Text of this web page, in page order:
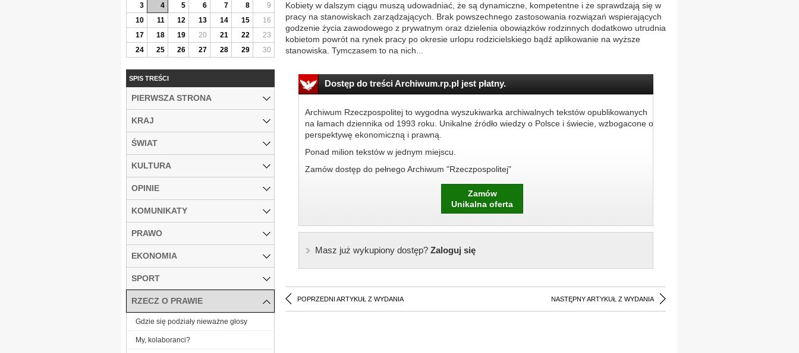
Kobiety w dalszym ciągu muszą udowadniać, że są dynamiczne, kompetentne i że sprawdzają się w
pracy na stanowiskach zarządzających. Brak powszechnego zastosowania rozwiązań wspierających
godzenie życia zawodowego z prywatnym oraz dzielenia obowiązków rodzinnych dodatkowo utrudnia
kobietom powrót na rynek pracy po okresie urlopu rodzicielskiego bądź aplikowanie na wyższe
stanowiska. Tymczasem to na nich...
Dostęp do treści Archiwum.rp.pl jest płatny.
Archiwum Rzeczpospolitej to wygodna wyszukiwarka archiwalnych tekstów opublikowanych
na łamach dziennika od 1993 roku. Unikalne źródło wiedzy o Polsce i świecie, wzbogacone o
perspektywę ekonomiczną i prawną.
Ponad milion tekstów w jednym miejscu.
Zamów dostęp do pełnego Archiwum "Rzeczpospolitej"
Zamów
Unikalna oferta
Masz już wykupiony dostęp?Zaloguj się
POPRZEDNI ARTYKUŁ Z WYDANIA NASTĘPNY ARTYKUŁ Z WYDANIA
3
4 5 6 7 8
9
10
11 12 13 14 15
16
17
18 19 20 21 22
23
24
25 26 27 28 29 30
SPIS TREŚCI
PIERWSZA STRONA
KRAJ
ŚWIAT
KULTURA
OPINIE
KOMUNIKATY
PRAWO
EKONOMIA
SPORT
RZECZ O PRAWIE
Gdzie się podziały nieważne głosy
My, kolaboranci?